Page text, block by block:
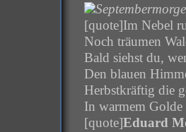
[quote]Im Nebel
Noch träumen
Bald siehst du,
Den blauen
Herbstkräftig die
In warmem
[quote]Eduard